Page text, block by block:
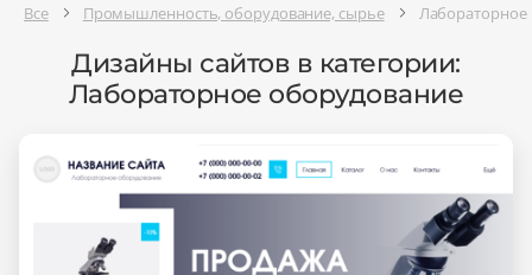
Все Промышленность, оборудование, сырье
Дизайны сайтов в категории:
Лабораторное оборудование